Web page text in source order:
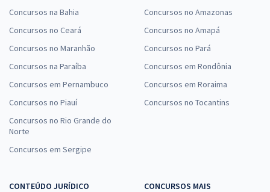
Concursos na Bahia
Concursos no Ceará
Concursos no Maranhão
Concursos na Paraíba
Concursos em Pernambuco
Concursos no Piauí
Concursos no Rio Grande do
Norte
Concursos em Sergipe
Concursos no Amazonas
Concursos no Amapá
Concursos no Pará
Concursos em Rondônia
Concursos em Roraima
Concursos no Tocantins
CONTEÚDO JURÍDICO
CONCURSOS MAIS